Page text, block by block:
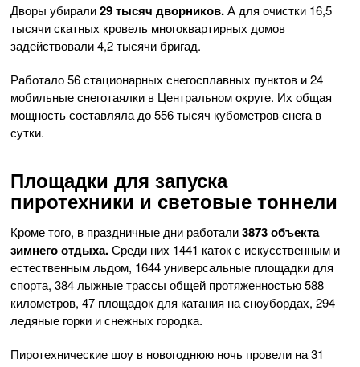
Дворы убирали29 тысяч дворников.А для очистки 16,5
тысячи скатных кровель многоквартирных домов
задействовали 4,2 тысячи бригад.
Работало 56 стационарных снегосплавных пунктов и 24
мобильные снеготаялки в Центральном округе. Их общая
мощность составляла до 556 тысяч кубометров снега в
сутки.
Площадки для запуска
пиротехники и световые тоннели
Кроме того, в праздничные дни работали3873 объекта
зимнего отдыха.Среди них 1441 каток с искусственным и
естественным льдом, 1644 универсальные площадки для
спорта, 384 лыжные трассы общей протяженностью 588
километров, 47 площадок для катания на сноубордах, 294
ледяные горки и снежных городка.
Пиротехнические шоу в новогоднюю ночь провели на 31